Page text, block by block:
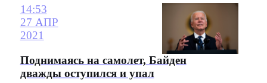
14:53
27 АПР
2021
Поднимаясь на самолет, Байден
дважды оступился и упал